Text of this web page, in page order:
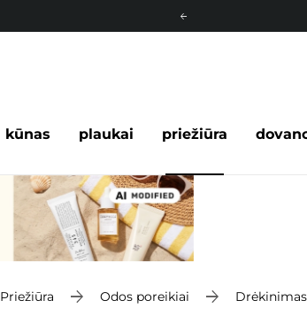
kūnas plaukai priežiūra
Priežiūra Odos poreikiai Drėkinimas